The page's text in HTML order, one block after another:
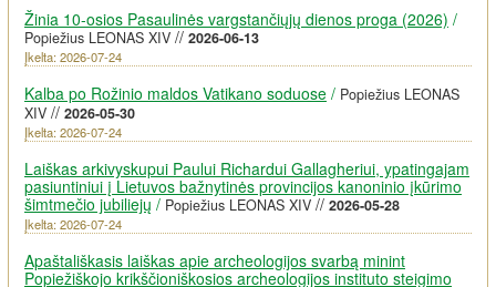
Žinia 10-osios Pasaulinės vargstančiųjų dienos proga (2026) /
Popiežius LEONAS XIV // 2026-06-13
Įkelta: 2026-07-24
Kalba po Rožinio maldos Vatikano soduose / Popiežius LEONAS
XIV // 2026-05-30
Įkelta: 2026-07-24
Laiškas arkivyskupui Paului Richardui Gallagheriui, ypatingajam
pasiuntiniui į Lietuvos bažnytinės provincijos kanoninio įkūrimo
šimtmečio jubiliejų / Popiežius LEONAS XIV // 2026-05-28
Įkelta: 2026-07-24
Apaštališkasis laiškas apie archeologijos svarbą minint
Popiežiškojo krikščioniškosios archeologijos instituto steigimo